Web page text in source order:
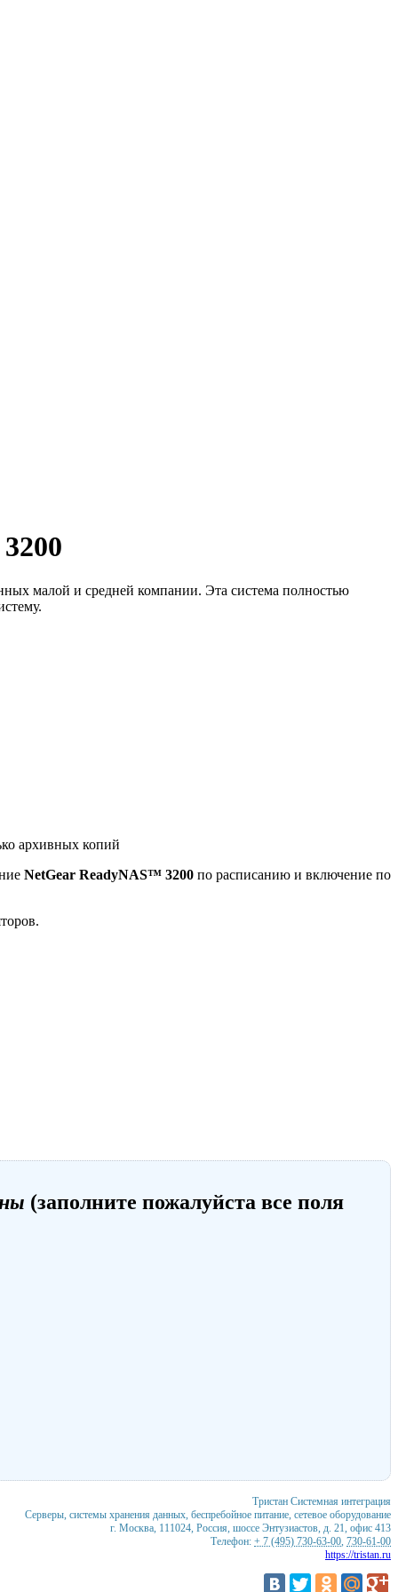
малой и средней компании. Эта система полностью
архивных копий
NetGear ReadyNAS™ 3200 по расписанию и включение по
(заполните пожалуйста все поля
Тристан Системная интеграция
Серверы, системы хранения данных, беспребойное питание, сетевое оборудование
г. Москва, 111024, Россия, шоссе Энтузиастов, д. 21, офис 413
Телефон: + 7 (495) 730-63-00, 730-61-00
https://tristan.ru